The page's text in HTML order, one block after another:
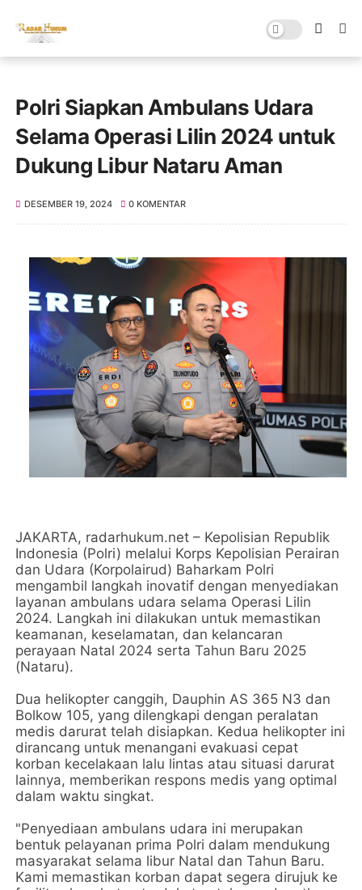
Polri Siapkan Ambulans Udara
Selama Operasi Lilin 2024 untuk
Dukung Libur Nataru Aman
DESEMBER 19, 2024 0 KOMENTAR
JAKARTA, radarhukum.net – Kepolisian Republik
Indonesia (Polri) melalui Korps Kepolisian Perairan
dan Udara (Korpolairud) Baharkam Polri
mengambil langkah inovatif dengan menyediakan
layanan ambulans udara selama Operasi Lilin
2024. Langkah ini dilakukan untuk memastikan
keamanan, keselamatan, dan kelancaran
perayaan Natal 2024 serta Tahun Baru 2025
(Nataru).
Dua helikopter canggih, Dauphin AS 365 N3 dan
Bolkow 105, yang dilengkapi dengan peralatan
medis darurat telah disiapkan. Kedua helikopter ini
dirancang untuk menangani evakuasi cepat
korban kecelakaan lalu lintas atau situasi darurat
lainnya, memberikan respons medis yang optimal
dalam waktu singkat.
"Penyediaan ambulans udara ini merupakan
bentuk pelayanan prima Polri dalam mendukung
masyarakat selama libur Natal dan Tahun Baru.
Kami memastikan korban dapat segera dirujuk ke